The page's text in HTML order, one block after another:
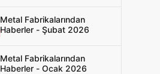
Metal Fabrikalarından
Haberler - Şubat 2026
Metal Fabrikalarından
Haberler - Ocak 2026